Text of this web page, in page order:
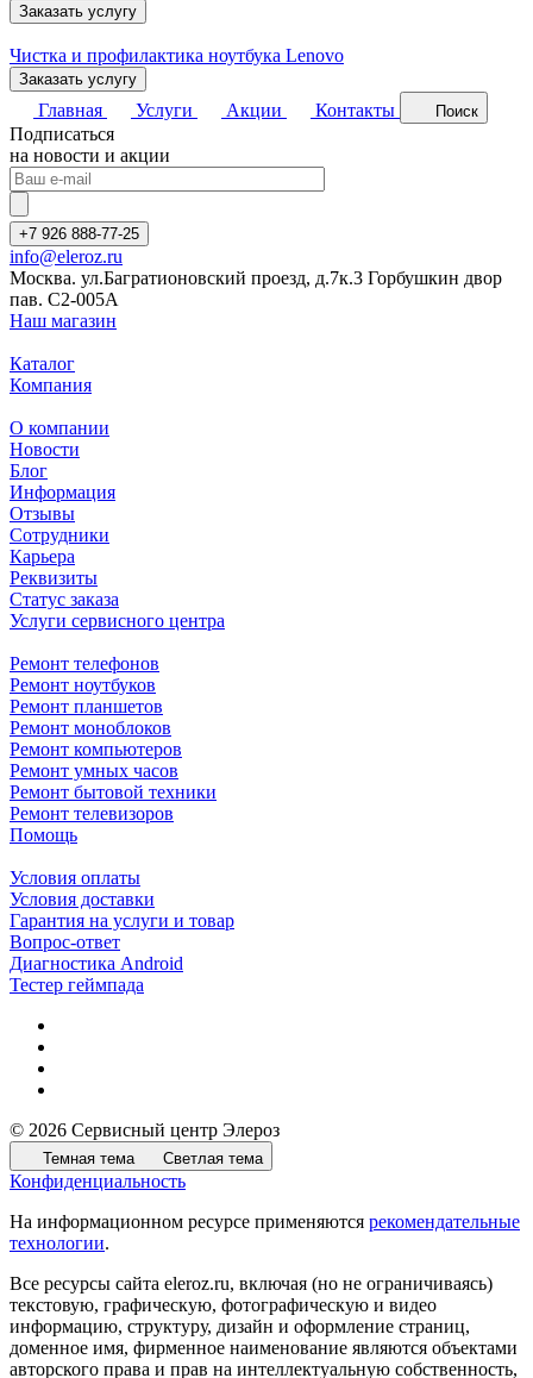
Заказать услугу
Чистка и профилактика ноутбука Lenovo
Заказать услугу
Главная Услуги Акции Контакты Поиск
Подписаться
на новости и акции
+7 926 888-77-25
info@eleroz.ru
Москва. ул.Багратионовский проезд, д.7к.3 Горбушкин двор
пав. C2-005A
Наш магазин
Каталог
Компания
О компании
Новости
Блог
Информация
Отзывы
Сотрудники
Карьера
Реквизиты
Статус заказа
Услуги сервисного центра
Ремонт телефонов
Ремонт ноутбуков
Ремонт планшетов
Ремонт моноблоков
Ремонт компьютеров
Ремонт умных часов
Ремонт бытовой техники
Ремонт телевизоров
Помощь
Условия оплаты
Условия доставки
Гарантия на услуги и товар
Вопрос-ответ
Диагностика Android
Тестер геймпада
© 2026 Сервисный центр Элероз
Темная тема Светлая тема
Конфиденциальность
На информационном ресурсе применяются рекомендательные
технологии.
Все ресурсы сайта eleroz.ru, включая (но не ограничиваясь)
текстовую, графическую, фотографическую и видео
информацию, структуру, дизайн и оформление страниц,
доменное имя, фирменное наименование являются объектами
авторского права и прав на интеллектуальную собственность,